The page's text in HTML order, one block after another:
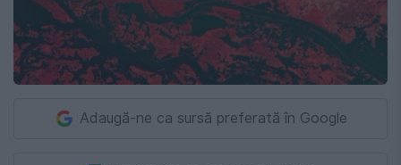
Adaugă-ne ca sursă preferată în Google